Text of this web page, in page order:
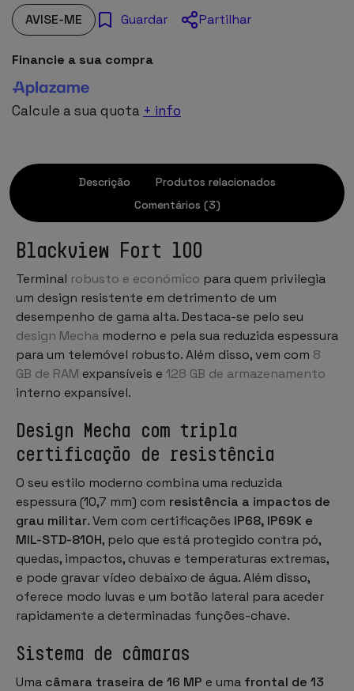
AVISE-ME Guardar Partilhar
Financie a sua compra
Calcule a sua quota + info
Descrição
Produtos relacionados
Comentários (3)
Blackview Fort 100
Terminal robusto e económico para quem privilegia
um design resistente em detrimento de um
desempenho de gama alta. Destaca-se pelo seu
design Mecha moderno e pela sua reduzida espessura
para um telemóvel robusto. Além disso, vem com 8
GB de RAM expansíveis e 128 GB de armazenamento
interno expansível.
Design Mecha com tripla
certificação de resistência
O seu estilo moderno combina uma reduzida
espessura (10,7 mm) com resistência a impactos de
grau militar. Vem com certificações IP68, IP69K e
MIL-STD-810H, pelo que está protegido contra pó,
quedas, impactos, chuvas e temperaturas extremas,
e pode gravar vídeo debaixo de água. Além disso,
oferece modo luvas e um botão lateral para aceder
rapidamente a determinadas funções-chave.
Sistema de câmaras
Uma câmara traseira de 16 MP e uma frontal de 13